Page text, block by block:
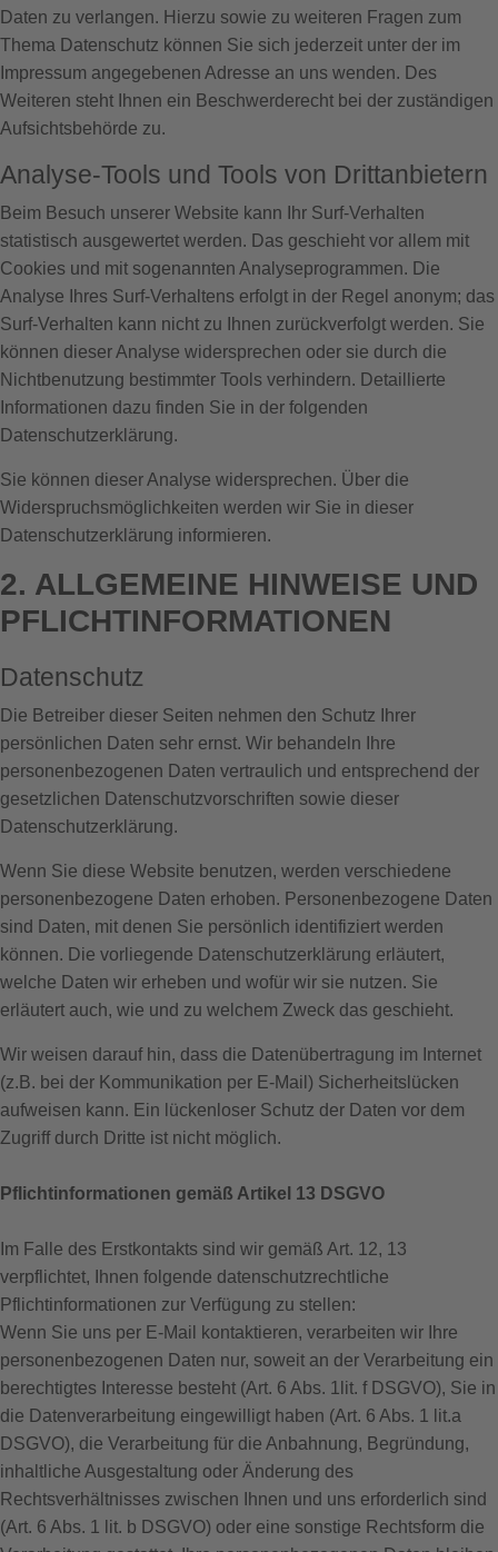
Daten zu verlangen. Hierzu sowie zu weiteren Fragen zum
Thema Datenschutz können Sie sich jederzeit unter der im
Impressum angegebenen Adresse an uns wenden. Des
Weiteren steht Ihnen ein Beschwerderecht bei der zuständigen
Aufsichtsbehörde zu.
Analyse-Tools und Tools von Drittanbietern
Beim Besuch unserer Website kann Ihr Surf-Verhalten
statistisch ausgewertet werden. Das geschieht vor allem mit
Cookies und mit sogenannten Analyseprogrammen. Die
Analyse Ihres Surf-Verhaltens erfolgt in der Regel anonym; das
Surf-Verhalten kann nicht zu Ihnen zurückverfolgt werden. Sie
können dieser Analyse widersprechen oder sie durch die
Nichtbenutzung bestimmter Tools verhindern. Detaillierte
Informationen dazu finden Sie in der folgenden
Datenschutzerklärung.
Sie können dieser Analyse widersprechen. Über die
Widerspruchsmöglichkeiten werden wir Sie in dieser
Datenschutzerklärung informieren.
2. ALLGEMEINE HINWEISE UND
PFLICHTINFORMATIONEN
Datenschutz
Die Betreiber dieser Seiten nehmen den Schutz Ihrer
persönlichen Daten sehr ernst. Wir behandeln Ihre
personenbezogenen Daten vertraulich und entsprechend der
gesetzlichen Datenschutzvorschriften sowie dieser
Datenschutzerklärung.
Wenn Sie diese Website benutzen, werden verschiedene
personenbezogene Daten erhoben. Personenbezogene Daten
sind Daten, mit denen Sie persönlich identifiziert werden
können. Die vorliegende Datenschutzerklärung erläutert,
welche Daten wir erheben und wofür wir sie nutzen. Sie
erläutert auch, wie und zu welchem Zweck das geschieht.
Wir weisen darauf hin, dass die Datenübertragung im Internet
(z.B. bei der Kommunikation per E-Mail) Sicherheitslücken
aufweisen kann. Ein lückenloser Schutz der Daten vor dem
Zugriff durch Dritte ist nicht möglich.
Pflichtinformationen gemäß Artikel 13 DSGVO
Im Falle des Erstkontakts sind wir gemäß Art. 12, 13
verpflichtet, Ihnen folgende datenschutzrechtliche
Pflichtinformationen zur Verfügung zu stellen:
Wenn Sie uns per E-Mail kontaktieren, verarbeiten wir Ihre
personenbezogenen Daten nur, soweit an der Verarbeitung ein
berechtigtes Interesse besteht (Art. 6 Abs. 1lit. f DSGVO), Sie in
die Datenverarbeitung eingewilligt haben (Art. 6 Abs. 1 lit.a
DSGVO), die Verarbeitung für die Anbahnung, Begründung,
inhaltliche Ausgestaltung oder Änderung des
Rechtsverhältnisses zwischen Ihnen und uns erforderlich sind
(Art. 6 Abs. 1 lit. b DSGVO) oder eine sonstige Rechtsform die